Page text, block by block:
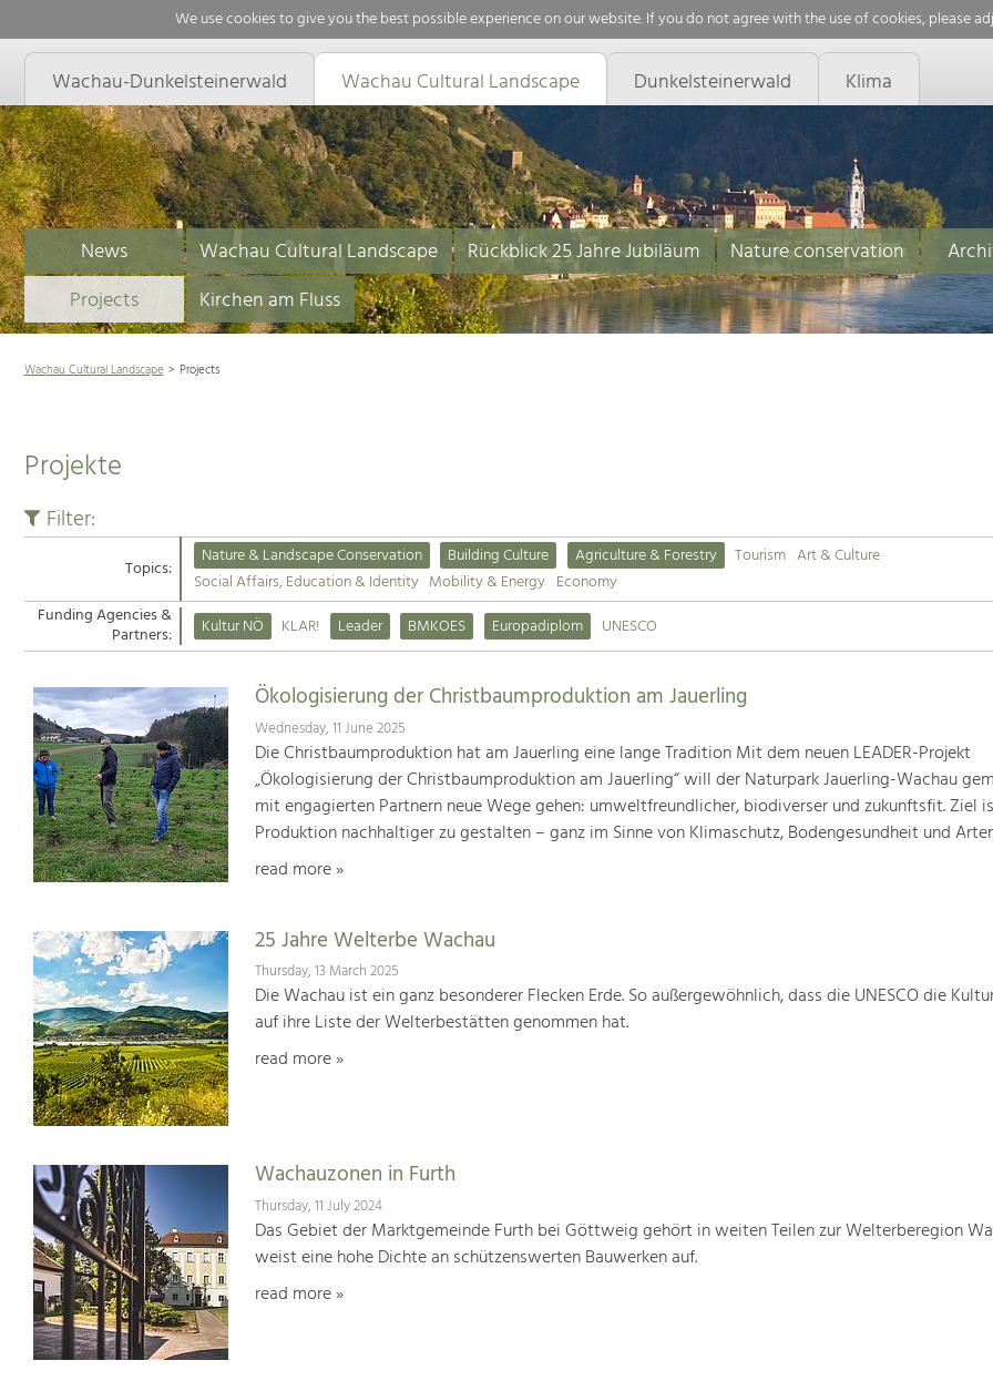
We use cookies to give you the best possible experience on our website. If you do not agree with the use of cookies, please
Wachau-Dunkelsteinerwald Wachau Cultural Landscape Dunkelsteinerwald Klima
News Wachau Cultural Landscape Rückblick 25 Jahre Jubiläum Nature conservation
Projects
Kirchen am Fluss
Wachau Cultural Landscape Projects
Projekte
Filter:
Topics: Nature & Landscape Conservation Building Culture Agriculture & Forestry Tourism Art & Culture
Social Affairs, Education & Identity Mobility & Energy Economy
Funding Agencies &
Partners: Kultur NÖ KLAR! Leader BMKOES Europadiplom UNESCO
Ökologisierung der Christbaumproduktion am Jauerling
Wednesday, 11 June 2025
Die Christbaumproduktion hat am Jauerling eine lange Tradition Mit dem neuen LEADER-Projekt
„Ökologisierung der Christbaumproduktion am Jauerling“ will der Naturpark Jauerling-Wachau
mit engagierten Partnern neue Wege gehen: umweltfreundlicher, biodiverser und zukunftsfit. Ziel
Produktion nachhaltiger zu gestalten – ganz im Sinne von Klimaschutz, Bodengesundheit und
read more »
25 Jahre Welterbe Wachau
Thursday, 13 March 2025
Die Wachau ist ein ganz besonderer Flecken Erde. So außergewöhnlich, dass die UNESCO die
auf ihre Liste der Welterbestätten genommen hat.
read more »
Wachauzonen in Furth
Thursday, 11 July 2024
Das Gebiet der Marktgemeinde Furth bei Göttweig gehört in weiten Teilen zur Welterberegion
weist eine hohe Dichte an schützenswerten Bauwerken auf.
read more »